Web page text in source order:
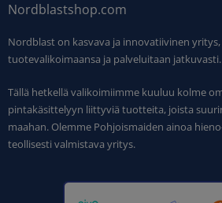
Nordblastshop.com
Nordblast on kasvava ja innovatiivinen
tuotevalikoimaansa ja palveluitaan jatkuvasti.
Tällä hetkellä valikoimiimme kuuluu kolme
pintakäsittelyyn liittyviä tuotteita, joista
maahan. Olemme Pohjoismaiden ainoa
teollisesti valmistava yritys.